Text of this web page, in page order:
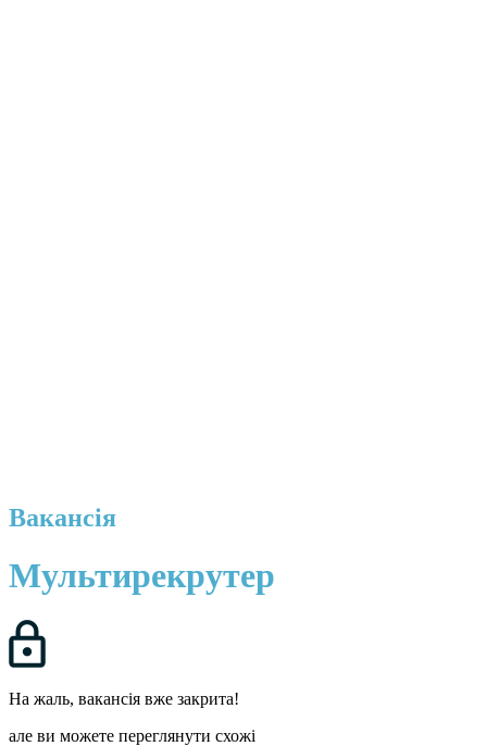
Вакансія
Мультирекрутер
На жаль, вакансія вже закрита!
але ви можете переглянути схожі